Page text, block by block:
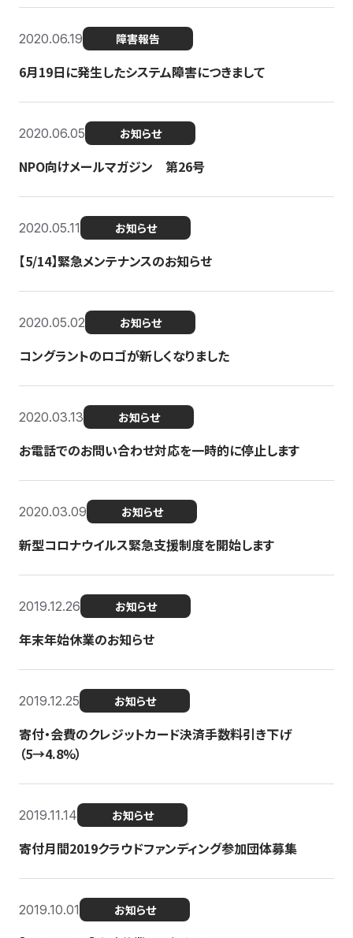
2020.06.19 障害報告
6月19日に発生したシステム障害につきまして
2020.06.05 お知らせ
NPO向けメールマガジン 第26号
2020.05.11 お知らせ
【5/14】緊急メンテナンスのお知らせ
2020.05.02 お知らせ
コングラントのロゴが新しくなりました
2020.03.13 お知らせ
お電話でのお問い合わせ対応を一時的に停止します
2020.03.09 お知らせ
新型コロナウイルス緊急支援制度を開始します
2019.12.26 お知らせ
年末年始休業のお知らせ
2019.12.25 お知らせ
寄付・会費のクレジットカード決済手数料引き下げ
（5→4.8%）
2019.11.14 お知らせ
寄付月間2019クラウドファンディング参加団体募集
2019.10.01 お知らせ